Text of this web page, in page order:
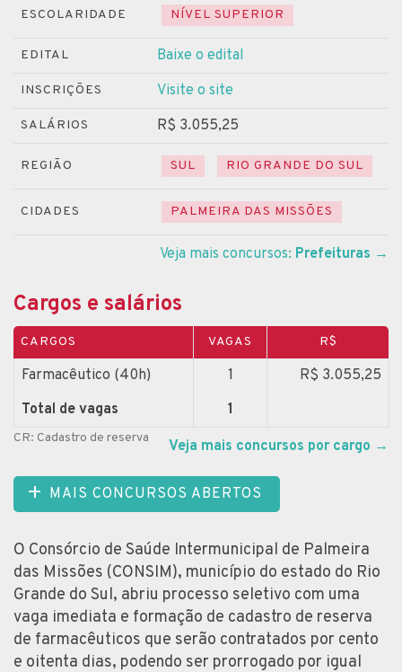
ESCOLARIDADE NÍVEL SUPERIOR
EDITAL Baixe o edital
INSCRIÇÕES Visite o site
SALÁRIOS R$ 3.055,25
REGIÃO SUL RIO GRANDE DO SUL
CIDADES PALMEIRA DAS MISSÕES
Veja mais concursos: Prefeituras →
Cargos e salários
CARGOS VAGAS R$
Farmacêutico (40h) 1
R$ 3.055,25
Total de vagas
1
CR: Cadastro de reserva Veja mais concursos por cargo →
MAIS CONCURSOS ABERTOS
O Consórcio de Saúde Intermunicipal de Palmeira
das Missões (CONSIM), município do estado do Rio
Grande do Sul, abriu processo seletivo com uma
vaga imediata e formação de cadastro de reserva
de farmacêuticos que serão contratados por cento
e oitenta dias, podendo ser prorrogado por igual